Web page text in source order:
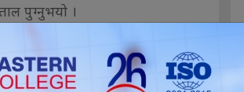
पुग्नुभयो ।
घर फर्किनुभयो तर उहाँको त्यो
हतारहतार पुनः सोही अस्पताल